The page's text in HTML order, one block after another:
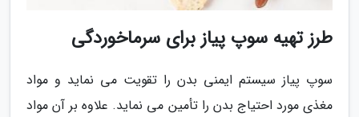
طرز تهیه سوپ پیاز برای سرماخوردگی
سوپ پیاز سیستم ایمنی بدن را تقویت می نماید و مواد
مغذی مورد احتیاج بدن را تأمین می نماید. علاوه بر آن مواد